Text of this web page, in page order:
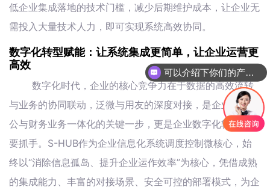
低企业集成落地的技术门槛，减少后期维护成本，让企业无
需投入大量技术人力，即可实现系统高效协同。
数字化转型赋能：让系统集成更简单，让企业运营更
高效
数字化时代，企业的核心竞争力在于数据的高效流转
与业务的协同联动，泛微与用友的深度对接，是企业实现办
公与财务业务一体化的关键一步，更是企业数字化转型的重
要抓手。S-HUB作为企业信息化系统调度控制微核心，始
终以“消除信息孤岛、提升企业运作效率”为核心，凭借成熟
的集成能力、丰富的对接场景、安全可控的部署模式，为企
可以介绍下你们的产品么
你们是怎么收费的呢